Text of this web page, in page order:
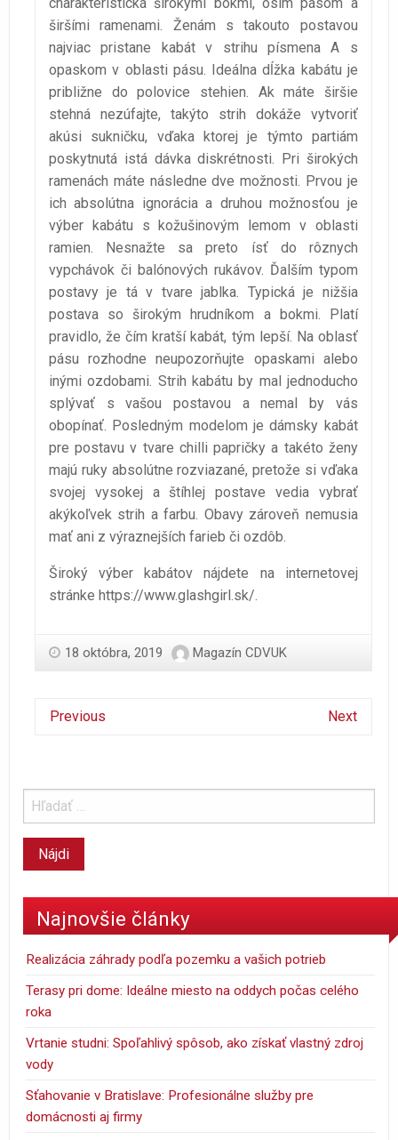
širšími ramenami. Ženám s takouto postavou
najviac pristane kabát v strihu písmena A s
opaskom v oblasti pásu. Ideálna dĺžka kabátu je
približne do polovice stehien. Ak máte širšie
stehná nezúfajte, takýto strih dokáže vytvoriť
akúsi sukničku, vďaka ktorej je týmto partiám
poskytnutá istá dávka diskrétnosti. Pri širokých
ramenách máte následne dve možnosti. Prvou je
ich absolútna ignorácia a druhou možnosťou je
výber kabátu s kožušinovým lemom v oblasti
ramien. Nesnažte sa preto ísť do rôznych
vypchávok či balónových rukávov. Ďalším typom
postavy je tá v tvare jablka. Typická je nižšia
postava so širokým hrudníkom a bokmi. Platí
pravidlo, že čím kratší kabát, tým lepší. Na oblasť
pásu rozhodne neupozorňujte opaskami alebo
inými ozdobami. Strih kabátu by mal jednoducho
splývať s vašou postavou a nemal by vás
obopínať. Posledným modelom je dámsky kabát
pre postavu v tvare chilli papričky a takéto ženy
majú ruky absolútne rozviazané, pretože si vďaka
svojej vysokej a štíhlej postave vedia vybrať
akýkoľvek strih a farbu. Obavy zároveň nemusia
mať ani z výraznejších farieb či ozdôb.
Široký výber kabátov nájdete na internetovej
stránke https://www.glashgirl.sk/.
18 októbra, 2019 Magazín CDVUK
Previous Next
Najnovšie články
Realizácia záhrady podľa pozemku a vašich potrieb
Terasy pri dome: Ideálne miesto na oddych počas celého
roka
Vrtanie studni: Spoľahlivý spôsob, ako získať vlastný zdroj
vody
Sťahovanie v Bratislave: Profesionálne služby pre
domácnosti aj firmy